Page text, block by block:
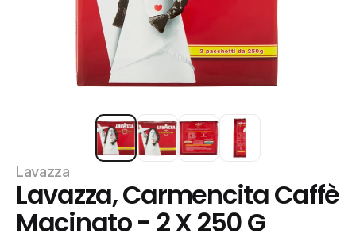
Lavazza
Lavazza, Carmencita Caffè
Macinato - 2 X 250 G